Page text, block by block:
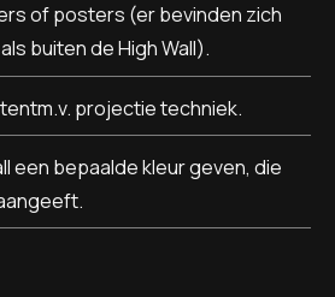
of posters (er bevinden zich
buiten de High Wall).
projectie techniek.
een bepaalde kleur geven, die